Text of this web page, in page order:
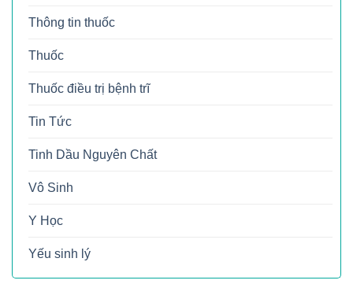
Thông tin thuốc
Thuốc
Thuốc điều trị bệnh trĩ
Tin Tức
Tinh Dầu Nguyên Chất
Vô Sinh
Y Học
Yếu sinh lý